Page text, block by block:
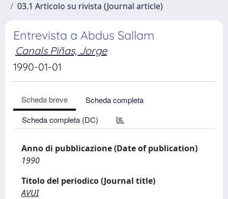
03.1 Articolo su rivista (Journal article)
Entrevista a Abdus Sallam
Canals Piñas, Jorge
1990-01-01
Scheda breve
Scheda completa
Scheda completa (DC)
Anno di pubblicazione (Date of publication)
1990
Titolo del periodico (Journal title)
AVUI